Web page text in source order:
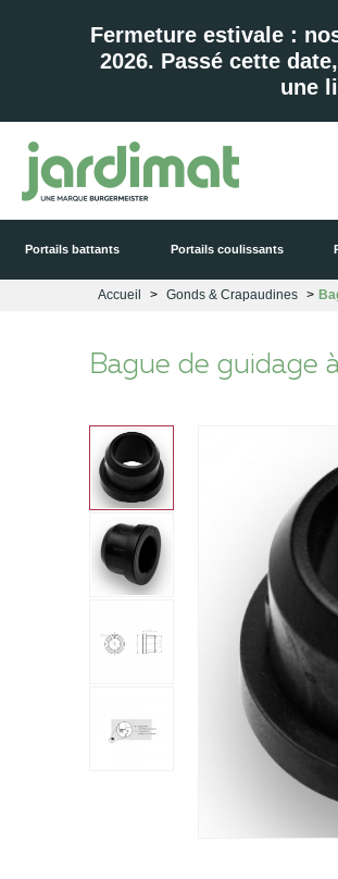
Fermeture estivale :
2026. Passé cette
une
Portails battants Portails coulissants
Accueil Gonds & Crapaudines
Bague de guidage